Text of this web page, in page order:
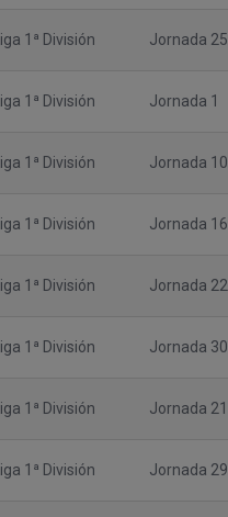
Liga 1ª División Jornada 25
Liga 1ª División Jornada 1
Liga 1ª División Jornada 10
Liga 1ª División Jornada 16
Liga 1ª División Jornada 22
Liga 1ª División Jornada 30
Liga 1ª División Jornada 21
Liga 1ª División Jornada 29